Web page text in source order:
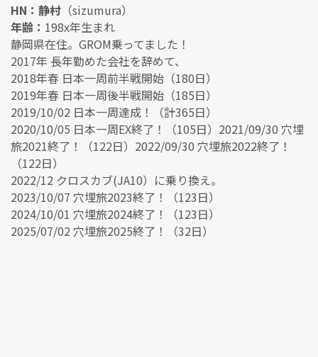
HN：静村 （sizumura）
年齢： 198x年生まれ
静岡県在住。GROM乗ってました！
2017年 長年勤めた会社を辞めて、
2018年春 日本一周前半戦開始（180日）
2019年春 日本一周後半戦開始（185日）
2019/10/02 日本一周達成！（計365日）
2020/10/05 日本一周EX終了！（105日）2021/09/30 穴埋
旅2021終了！（122日）2022/09/30 穴埋旅2022終了！
（122日）
2022/12 クロスカブ(JA10）に乗り換え。
2023/10/07 穴埋旅2023終了！（123日）
2024/10/01 穴埋旅2024終了！（123日）
2025/07/02 穴埋旅2025終了！（32日）